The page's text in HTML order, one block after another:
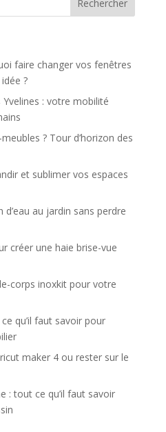
faire changer vos fenêtres
?
: votre mobilité
? Tour d’horizon des
et sublimer vos espaces
au jardin sans perdre
créer une haie brise-vue
corps inoxkit pour votre
qu’il faut savoir pour
maker 4 ou rester sur le
: tout ce qu’il faut savoir